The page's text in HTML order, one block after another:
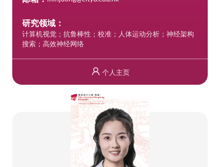
研究领域：
计算机视觉；抗鲁棒性；校准；人体运动分析；神经架构
搜索；高效神经网络
个人主页